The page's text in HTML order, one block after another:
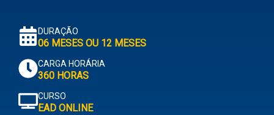
DURAÇÃO
06 MESES OU 12 MESES
CARGA HORÁRIA
360 HORAS
CURSO
EAD ONLINE